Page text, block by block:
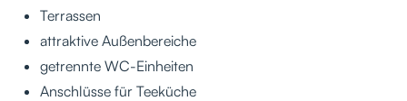
Terrassen
attraktive Außenbereiche
getrennte WC-Einheiten
Anschlüsse für Teeküche